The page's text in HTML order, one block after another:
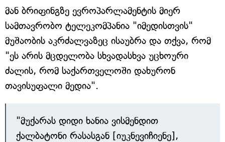
მან ბრიფინგზე ევროპარლამენტის მიერ
სამთავრობო ტელეკომპანია "იმედისთვის"
მუშაობის აკრძალვაზეც ისაუბრა და თქვა, რომ
"ეს არის მცდელობა სხვადასხვა უცხოური
ძალის, რომ საქართველოში დახურონ
თავისუფალი მედია".
"მუქარას დიდი ხანია ვისმენდით
ქალბატონი რასასგან [იუკნევიჩიენე],